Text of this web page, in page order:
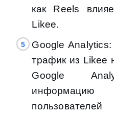
как Reels
Likee.
Google
трафик из Likee
Google